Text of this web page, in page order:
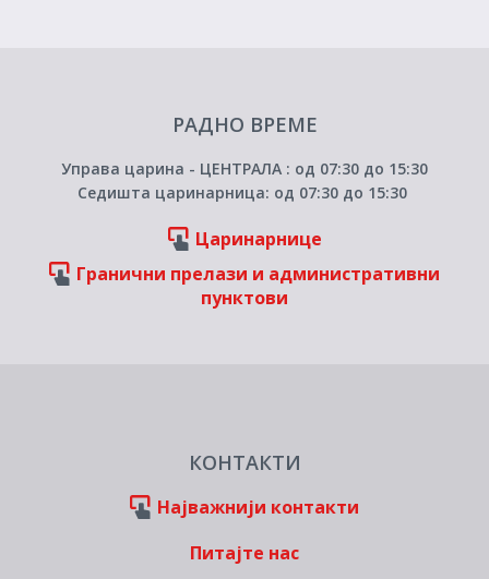
РАДНО ВРЕМЕ
Управа царина - ЦЕНТРАЛА : од 07:30 до 15:30
Седишта царинарница: од 07:30 до 15:30
Царинарнице
Гранични прелази и административни
пунктови
КОНТАКТИ
Најважнији контакти
Питајте нас